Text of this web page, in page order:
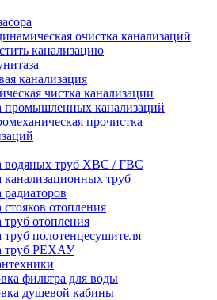
очистка канализаций
канализацию
канализация
чистка канализации
промышленных канализаций
прочистка
водяных труб ХВС / ГВС
канализационных труб
радиаторов
стояков отопления
труб отопления
труб полотенцесушителя
труб РЕХАУ
фильтра для воды
душевой кабины